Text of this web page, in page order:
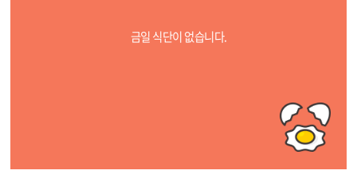
금일 식단이 없습니다.